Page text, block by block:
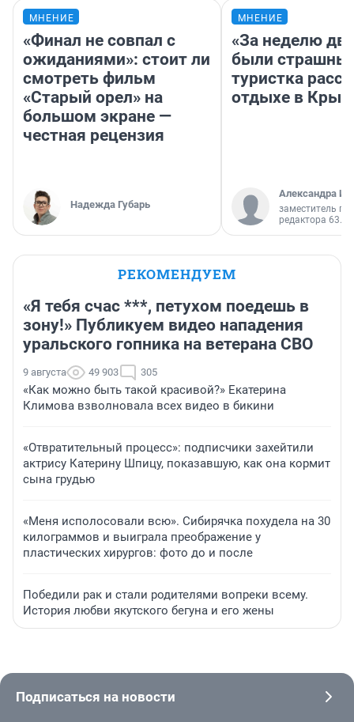
МНЕНИЕ
«Финал не совпал с
ожиданиями»: стоит ли
смотреть фильм
«Старый орел» на
большом экране —
честная рецензия
Надежда Губарь
МНЕНИЕ
«За неделю
были
туристка
отдыхе в
Александра
заместитель
редактора 63.RU
РЕКОМЕНДУЕМ
«Я тебя счас ***, петухом поедешь в
зону!» Публикуем видео нападения
уральского гопника на ветерана СВО
9 августа 49 903 305
«Как можно быть такой красивой?» Екатерина
Климова взволновала всех видео в бикини
«Отвратительный процесс»: подписчики захейтили
актрису Катерину Шпицу, показавшую, как она кормит
сына грудью
«Меня исполосовали всю». Сибирячка похудела на 30
килограммов и выиграла преображение у
пластических хирургов: фото до и после
Победили рак и стали родителями вопреки всему.
История любви якутского бегуна и его жены
Подписаться на новости